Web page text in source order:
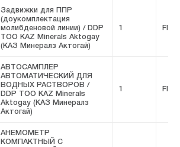
Задвижки для ППР
(доукомплектация
молибденовой линии) / DDP
ТОО KAZ Minerals Aktogay
(КАЗ Минералз Актогай)
1 FIVE
АВТОСАМПЛЕР
АВТОМАТИЧЕСКИЙ ДЛЯ
ВОДНЫХ РАСТВОРОВ /
DDP ТОО KAZ Minerals
Aktogay (КАЗ Минералз
Актогай)
1 FIVE
АНЕМОМЕТР
КОМПАКТНЫЙ С